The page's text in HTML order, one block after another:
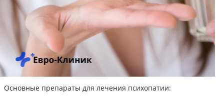
Основные препараты для лечения психопатии: